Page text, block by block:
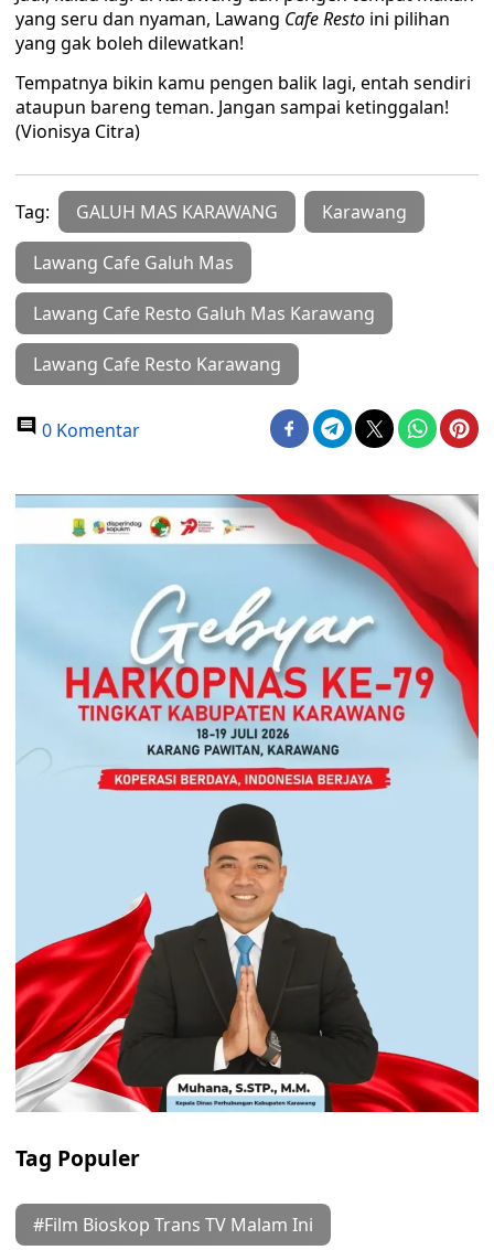
yang seru dan nyaman, Lawang Cafe Resto ini pilihan
yang gak boleh dilewatkan!
Tempatnya bikin kamu pengen balik lagi, entah sendiri
ataupun bareng teman. Jangan sampai ketinggalan!
(Vionisya Citra)
Tag: GALUH MAS KARAWANG Karawang
Lawang Cafe Galuh Mas
Lawang Cafe Resto Galuh Mas Karawang
Lawang Cafe Resto Karawang
0 Komentar
Tag Populer
#Film Bioskop Trans TV Malam Ini